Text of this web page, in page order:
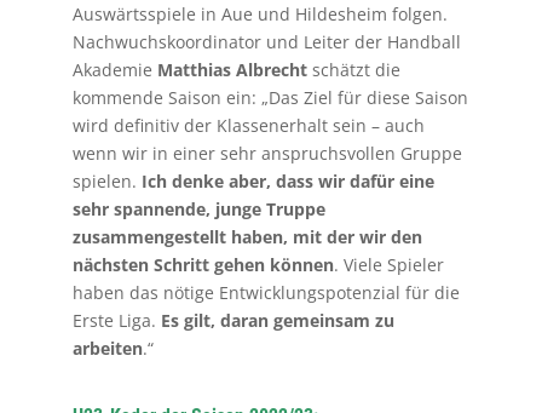
Auswärtsspiele in Aue und Hildesheim folgen.
Nachwuchskoordinator und Leiter der Handball
Akademie Matthias Albrechtschätzt die
kommende Saison ein: „Das Ziel für diese Saison
wird definitiv der Klassenerhalt sein – auch
wenn wir in einer sehr anspruchsvollen Gruppe
spielen. Ich denke aber, dass wir dafür eine
sehr spannende, junge Truppe
zusammengestellt haben, mit der wir den
nächsten Schritt gehen können. Viele Spieler
haben das nötige Entwicklungspotenzial für die
Erste Liga. Es gilt, daran gemeinsam zu
arbeiten.“